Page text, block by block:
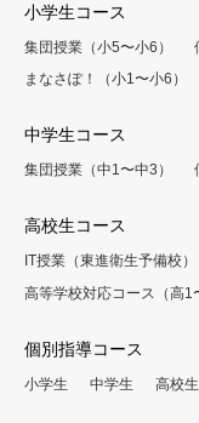
小学生コース
集団授業（小5〜小6）
まなさぽ！（小1〜小6）
中学生コース
集団授業（中1〜中3）
高校生コース
IT授業（東進衛生予備校）
高等学校対応コース（高1
個別指導コース
小学生 中学生 高校生